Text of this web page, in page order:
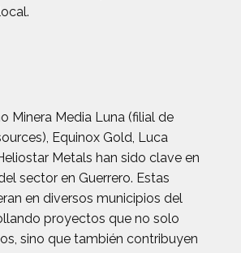
Minera Media Luna (filial de
Equinox Gold, Luca
Metals han sido clave en
sector en Guerrero. Estas
en diversos municipios del
proyectos que no solo
sino que también contribuyen